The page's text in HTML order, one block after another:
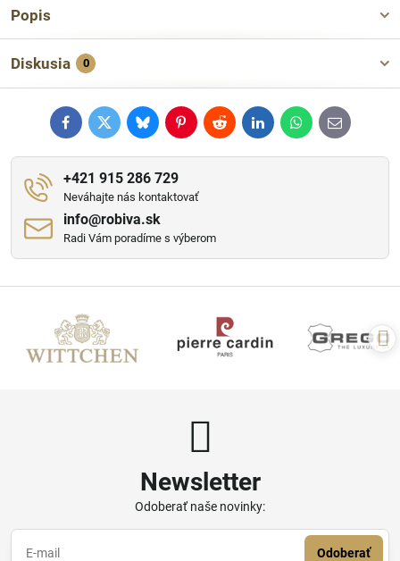
Popis
Diskusia 0
FacebookTwitterBlueskyPinterestRedditLinkedInWhatsApp
E-
mail
+421 915 286 729
Neváhajte nás kontaktovať
info​@robiva​.sk
Radi Vám poradíme s výberom
Newsletter
Odoberať naše novinky:
Odoberať